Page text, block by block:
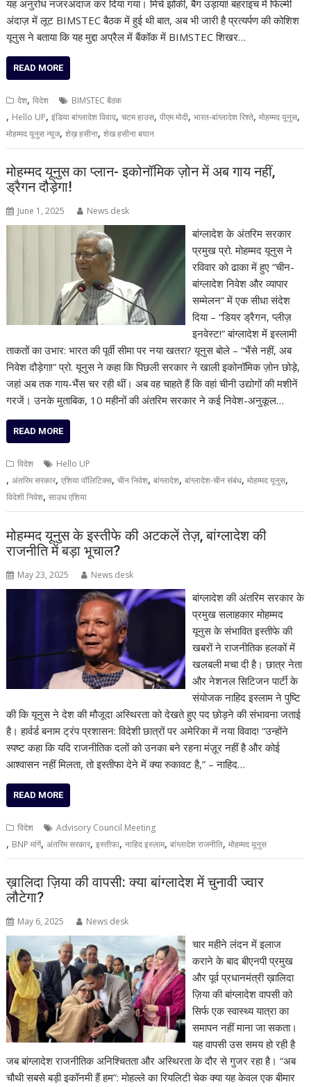
यह अनुरोध नजरअंदाज कर दिया गया। मिर्च झोंकी, बैग उड़ाया! बहराइच में फिल्मी
अंदाज़ में लूट BIMSTEC बैठक में हुई थी बात, अब भी जारी है प्रत्यर्पण की कोशिश
यूनुस ने बताया कि यह मुद्दा अप्रैल में बैंकॉक में BIMSTEC शिखर…
READ MORE
देश,विदेश BIMSTEC बैठक
, Hello UP,इंडिया बांग्लादेश विवाद,चटम हाउस,पीएम मोदी,भारत-बांग्लादेश रिश्ते,मोहम्मद यूनुस,
मोहम्मद यूनुस न्यूज,शेख़ हसीना,शेख हसीना बयान
मोहम्मद यूनुस का प्लान- इकोनॉमिक ज़ोन में अब गाय नहीं,
ड्रैगन दौड़ेगा!
June 1, 2025 News desk
बांग्लादेश के अंतरिम सरकार
प्रमुख प्रो. मोहम्मद यूनुस ने
रविवार को ढाका में हुए “चीन-
बांग्लादेश निवेश और व्यापार
सम्मेलन” में एक सीधा संदेश
दिया – “डियर ड्रैगन, प्लीज़
इनवेस्ट!” बांग्लादेश में इस्लामी
ताकतों का उभार: भारत की पूर्वी सीमा पर नया खतरा? यूनुस बोले – “भैंसे नहीं, अब
निवेश दौड़ेगा!” प्रो. यूनुस ने कहा कि पिछली सरकार ने खाली इकोनॉमिक ज़ोन छोड़े,
जहां अब तक गाय-भैंस चर रही थीं। अब वह चाहते हैं कि वहां चीनी उद्योगों की मशीनें
गरजें। उनके मुताबिक, 10 महीनों की अंतरिम सरकार ने कई निवेश-अनुकूल…
READ MORE
विदेश Hello UP
,अंतरिम सरकार,एशिया पॉलिटिक्स,चीन निवेश,बांग्लादेश,बांग्लादेश-चीन संबंध,मोहम्मद यूनुस,
विदेशी निवेश,साउथ एशिया
मोहम्मद यूनुस के इस्तीफे की अटकलें तेज़, बांग्लादेश की
राजनीति में बड़ा भूचाल?
May 23, 2025 News desk
बांग्लादेश की अंतरिम सरकार के
प्रमुख सलाहकार मोहम्मद
यूनुस के संभावित इस्तीफे की
खबरों ने राजनीतिक हलकों में
खलबली मचा दी है। छात्र नेता
और नेशनल सिटिजन पार्टी के
संयोजक नाहिद इस्लाम ने पुष्टि
की कि यूनुस ने देश की मौजूदा अस्थिरता को देखते हुए पद छोड़ने की संभावना जताई
है। हार्वर्ड बनाम ट्रंप प्रशासन: विदेशी छात्रों पर अमेरिका में नया विवाद! “उन्होंने
स्पष्ट कहा कि यदि राजनीतिक दलों को उनका बने रहना मंज़ूर नहीं है और कोई
आश्वासन नहीं मिलता, तो इस्तीफा देने में क्या रुकावट है,” – नाहिद…
READ MORE
विदेश Advisory Council Meeting
, BNP मांगें,अंतरिम सरकार,इस्तीफा,नाहिद इस्लाम,बांग्लादेश राजनीति,मोहम्मद यूनुस
ख़ालिदा ज़िया की वापसी: क्या बांग्लादेश में चुनावी ज्वार
लौटेगा?
May 6, 2025 News desk
चार महीने लंदन में इलाज
कराने के बाद बीएनपी प्रमुख
और पूर्व प्रधानमंत्री ख़ालिदा
ज़िया की बांग्लादेश वापसी को
सिर्फ एक स्वास्थ्य यात्रा का
समापन नहीं माना जा सकता।
यह वापसी उस समय हो रही है
जब बांग्लादेश राजनीतिक अनिश्चितता और अस्थिरता के दौर से गुजर रहा है। “अब
चौथी सबसे बड़ी इकॉनमी हैं हम”: मोहल्ले का रियलिटी चेक क्या यह केवल एक बीमार